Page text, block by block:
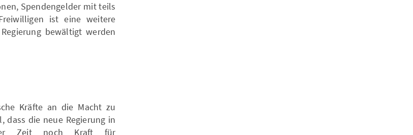
Spendengelder mit teils
ist eine weitere
bewältigt werden
Kräfte an die Macht zu
dass die neue Regierung in
Zeit noch Kraft für